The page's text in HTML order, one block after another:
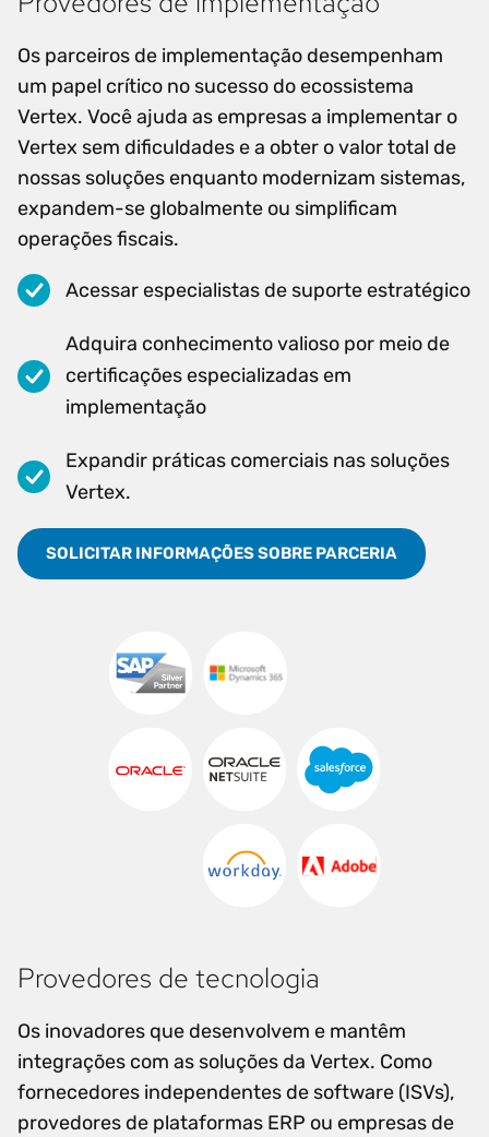
Os parceiros de implementação desempenham
um papel crítico no sucesso do ecossistema
Vertex. Você ajuda as empresas a implementar o
Vertex sem dificuldades e a obter o valor total de
nossas soluções enquanto modernizam sistemas,
expandem-se globalmente ou simplificam
operações fiscais.
Acessar especialistas de suporte estratégico
Adquira conhecimento valioso por meio de
certificações especializadas em
implementação
Expandir práticas comerciais nas soluções
Vertex.
SOLICITAR INFORMAÇÕES SOBRE PARCERIA
Provedores de tecnologia
Os inovadores que desenvolvem e mantêm
integrações com as soluções da Vertex. Como
fornecedores independentes de software (ISVs),
provedores de plataformas ERP ou empresas de